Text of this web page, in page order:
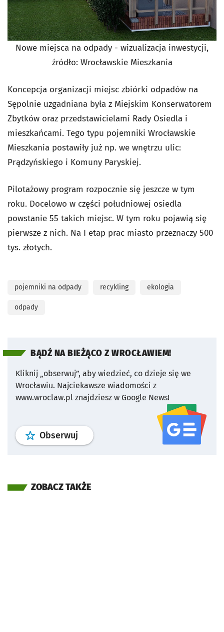
Nowe miejsca na odpady - wizualizacja inwestycji,
źródło: Wrocławskie Mieszkania
Koncepcja organizacji miejsc zbiórki odpadów na
Sępolnie uzgadniana była z Miejskim Konserwatorem
Zbytków oraz przedstawicielami Rady Osiedla i
mieszkańcami. Tego typu pojemniki Wrocławskie
Mieszkania postawiły już np. we wnętrzu ulic:
Prądzyńskiego i Komuny Paryskiej.
Pilotażowy program rozpocznie się jeszcze w tym
roku. Docelowo w części południowej osiedla
powstanie 55 takich miejsc. W tym roku pojawią się
pierwsze z nich. Na I etap prac miasto przeznaczy 500
tys. złotych.
pojemniki na odpady recykling ekologia
odpady
BĄDŹ NA BIEŻĄCO Z WROCŁAWIEM!
Kliknij „obserwuj”, aby wiedzieć, co dzieje się we
Wrocławiu. Najciekawsze wiadomości z
www.wroclaw.pl znajdziesz w Google News!
Obserwuj profil serwisu
ZOBACZ TAKŻE